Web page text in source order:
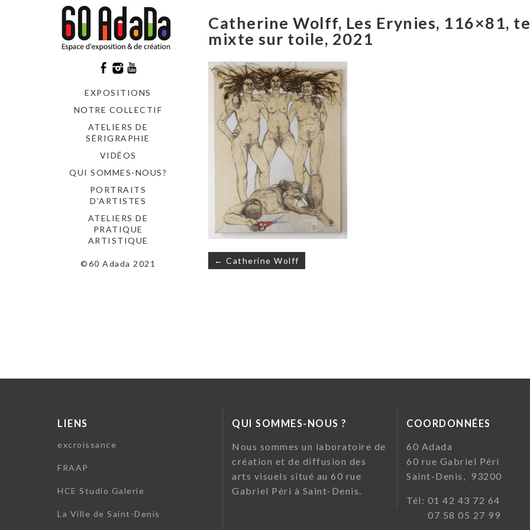
EXPOSITIONS
NOTRE COLLECTIF
ATELIERS DE
SÉRIGRAPHIE
VIDÉOS
QUI SOMMES-NOUS?
PORTRAITS
D’ARTISTES
ATELIERS DE
PRATIQUE
ARTISTIQUE
©60 Adada 2021
Catherine Wolff, Les Erynies, 116×81,
mixte sur toile, 2021
Navigation
de
← Catherine Wolff
LIENS
excroissance
FRAAP
HCE Studio Galerie
La Ville de Saint-Denis
QUI SOMMES-NOUS ?
Nous sommes un laboratoire de
création et de diffusion des
arts visuels situé au 60 rue
Gabriel Péri à Saint-Denis.
COORDONNÉES
60
60 rue Gabriel
Saint-Denis, 93200
Tél: 01 42 43 72
07 58 05 27 99